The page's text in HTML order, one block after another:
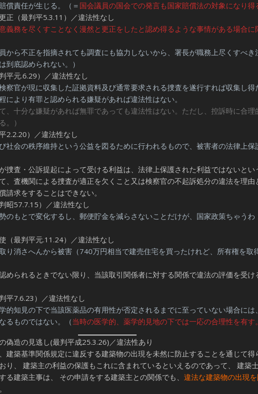
償責任が生じる。（＝国会議員の国会での発言も国家賠償法の対象になり得
正（最判平5.3.11）／違法性なし
義務を尽くすことなく漫然と更正をしたと認め得るような事情がある場合に
から不正を指摘されても調査にも協力しないから、署長が職務上尽くすべき
到底認められない。）
平元.6.29）／違法性なし
察官が現に収集した証拠資料及び通常要求される捜査を遂行すれば収集し得
により有罪と認められる嫌疑があれば違法性はない。
、十分な嫌疑があれば無罪であっても違法性はない。ただし、控訴時に合
。）
2.2.20）／違法性なし
社会の秩序維持という公益を図るために行われるもので、被害者の法律上保
捜査・公訴提起によって受ける利益は、法律上保護された利益ではないとい
、査機関による捜査が適正を欠くこと又は検察官の不起訴処分の違法を理
請求をすることはできない。
昭57.7.15）／違法性なし
のもとで変化するし、郵便貯金を減らさないことだけが、国家政策ちゃうわ
（最判平元.11.24）／違法性なし
り消さへんから被害（740万円相当で建売住宅を買ったけれど、所有権を取
められるときでない限り、当該取引関係者に対する関係で違法の評価を受け
平7.6.23）／違法性なし
的知見の下で当該医薬品の有用性が否定されるまでに至っていない場合には
るものではない。（当時の医学的、薬学的見地の下では一応の合理性を有す。
偽造の見逃し(最判平成25.3.26)／違法性あり
建築基準関係規定に違反する建築物の出現を未然に防止することを通じて得
り、 建築主の利益の保護もこれに含まれているといえるのであって、 建築
る建築主事は、 その申請をする建築主との関係でも、 違法な建築物の出現
。